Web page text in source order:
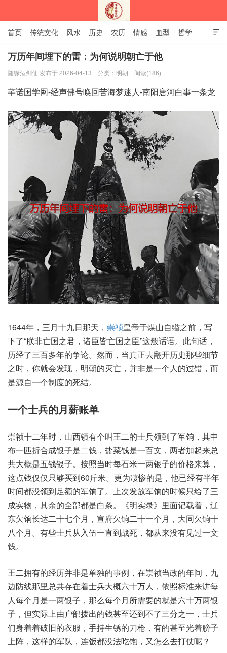

首页 传统文化 风水 历史 农历 情感 血型 哲学
姻缘 12生肖 安易之风水学
万历年间埋下的雷：为何说明朝亡于他
随缘酒剑仙 发布于 2026-04-13 分类： 明朝 阅读(186)
芊诺国学网-经声佛号唤回苦海梦迷人-南阳唐河白事一条龙
1644年，三月十九日那天， 崇祯皇帝于煤山自缢之前，写
下了“朕非亡国之君，诸臣皆亡国之臣”这般话语。此句话，
历经了三百多年的争论。然而，当真正去翻开历史那些细节
之时，你就会发现，明朝的灭亡，并非是一个人的过错，而
是源自一个制度的死结。
一个士兵的月薪账单
崇祯十二年时，山西镇有个叫王二的士兵领到了军饷，其中
布一匹折合成银子是二钱，盐菜钱是一百文，两者加起来总
共大概是五钱银子。按照当时每石米一两银子的价格来算，
这点钱仅仅只够买到60斤米。更为凄惨的是，他已经有半年
时间都没领到足额的军饷了。上次发放军饷的时候只给了三
成实物，其余的全部都是白条。《明实录》里面记载着，辽
东欠饷长达二十七个月，宣府欠饷二十一个月，大同欠饷十
八个月。有些士兵从入伍一直到战死，都从来没有见过一文
钱。
王二拥有的经历并非是单独的事例，在崇祯当政的年间，九
边防线那里总共存在着士兵大概六十万人，依照标准来讲每
人每个月是一两银子，那么每个月所需要的就是六十万两银
子，但实际上由户部拨出的钱甚至还到不了三分之一，士兵
们身着着破旧的衣服，手持生锈的刀枪，有的甚至光着膀子
上阵，这样的军队，连饭都没法吃饱，又怎么去打仗呢？